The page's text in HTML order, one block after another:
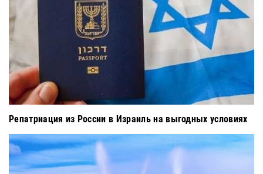
Репатриация из России в Израиль на выгодных условиях